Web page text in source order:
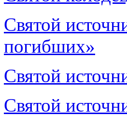
Святой
погибших»
Святой
Святой